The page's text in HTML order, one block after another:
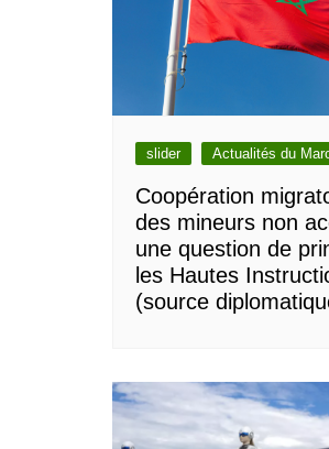
slider Actualités du
Coopération
des mineurs non
une question de
les Hautes
(source